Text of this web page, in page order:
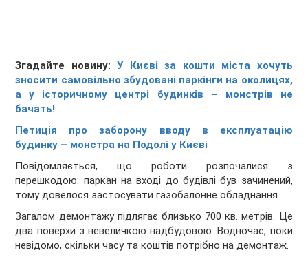
Згадайте новину:У Києві за кошти міста хочуть
зносити самовільно збудовані паркінги на околицях,
а у історичному центрі будинків – монстрів не
бачать!
Петиція про заборону вводу в експлуатацію
будинку – монстра на Подолі у Києві
Повідомляється, що роботи розпочалися з
перешкодою: паркан на вході до будівлі був зачинений,
тому довелося застосувати газобалонне обладнання.
Загалом демонтажу підлягає близько 700 кв. метрів. Це
два поверхи з невеличкою надбудовою. Водночас, поки
невідомо, скільки часу та коштів потрібно на демонтаж.